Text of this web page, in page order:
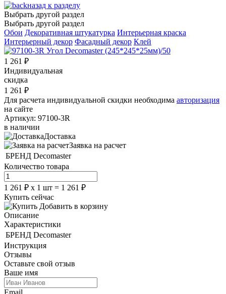
назад к разделу
Выбрать другой раздел
Выбрать другой раздел
Обои Декоративная штукатурка Интерьерная краска
Интерьерный декор Фасадный декор Клей
1 261 ₽
Индивидуальная
скидка
1 261 ₽
Для расчета индивидуальной скидки необходима авторизация
на сайте
Артикул: 97100-3R
в наличии
Доставка
Заявка на расчет
БРЕНД Decomaster
Количество товара
1 261 ₽ х 1 шт = 1 261 ₽
Купить сейчас
Добавить в корзину
Описание
Характеристики
БРЕНД Decomaster
Инструкция
Отзывы
Оставьте свой отзыв
Ваше имя
Email